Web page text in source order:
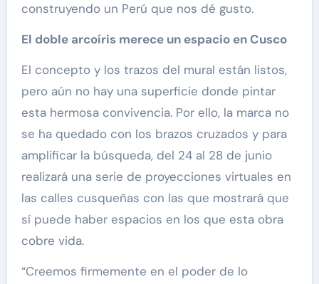
construyendo un Perú que nos dé gusto.
El doble arcoíris merece un espacio en Cusco
El concepto y los trazos del mural están listos,
pero aún no hay una superficie donde pintar
esta hermosa convivencia. Por ello, la marca no
se ha quedado con los brazos cruzados y para
amplificar la búsqueda, del 24 al 28 de junio
realizará una serie de proyecciones virtuales en
las calles cusqueñas con las que mostrará que
sí puede haber espacios en los que esta obra
cobre vida.
“Creemos firmemente en el poder de lo